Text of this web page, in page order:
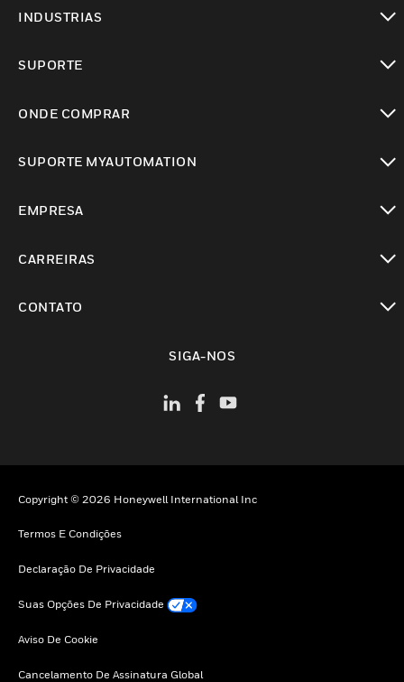
INDUSTRIAS
SUPORTE
ONDE COMPRAR
SUPORTE MYAUTOMATION
EMPRESA
CARREIRAS
CONTATO
SIGA-NOS
Copyright © 2026 Honeywell International Inc
Termos E Condições
Declaração De Privacidade
Suas Opções De Privacidade
Aviso De Cookie
Cancelamento De Assinatura Global